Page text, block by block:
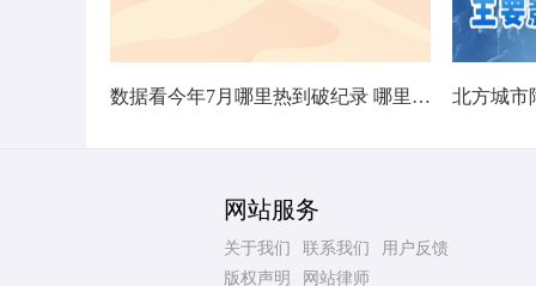
数据看今年7月哪里热到破纪录 哪里暑热连轴转
网站服务
关于我们 联系我们
用户反馈
版权声明
网站律师